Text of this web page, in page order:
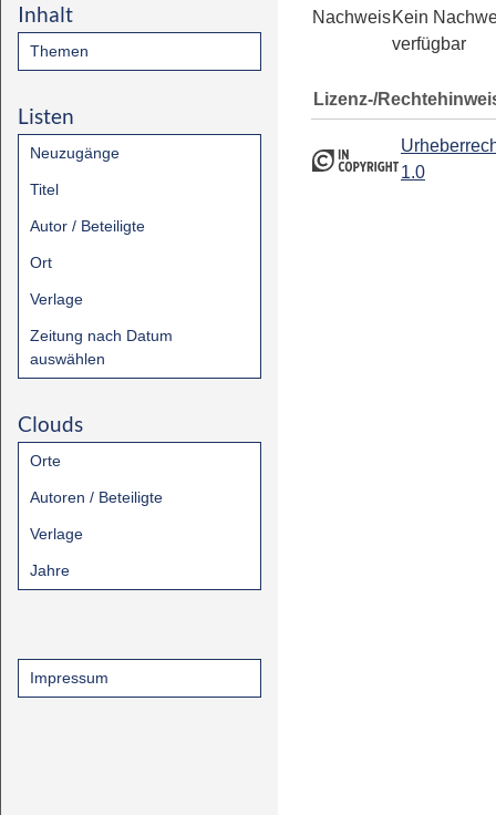
Inhalt
Themen
Listen
Neuzugänge
Titel
Autor / Beteiligte
Ort
Verlage
Zeitung nach Datum
auswählen
Clouds
Orte
Autoren / Beteiligte
Verlage
Jahre
Impressum
NachweisKein
verfügbar
Lizenz-/
1.0